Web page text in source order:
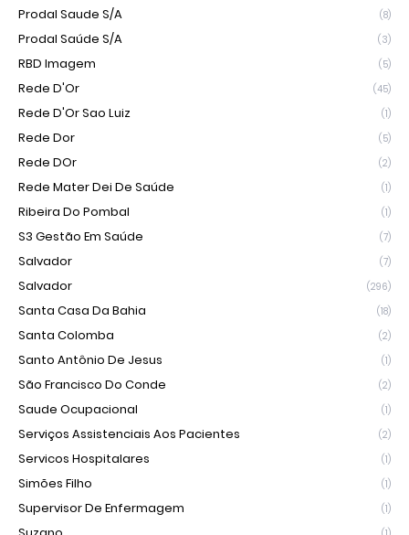
Prodal Saude S/A (8)
Prodal Saúde S/A (3)
RBD Imagem (5)
Rede D'Or (45)
Rede D'Or Sao Luiz (1)
Rede Dor (5)
Rede DOr (2)
Rede Mater Dei De Saúde (1)
Ribeira Do Pombal (1)
S3 Gestão Em Saúde (7)
Salvador (7)
Salvador (296)
Santa Casa Da Bahia (18)
Santa Colomba (2)
Santo Antônio De Jesus (1)
São Francisco Do Conde (2)
Saude Ocupacional (1)
Serviços Assistenciais Aos Pacientes (2)
Servicos Hospitalares (1)
Simões Filho (1)
Supervisor De Enfermagem (1)